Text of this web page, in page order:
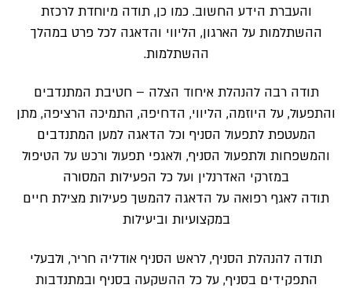
והעברת הידע החשוב. כמו כן, תודה מיוחדת לרכזת
ההשתלמות על הארגון, הליווי והדאגה לכל פרט במהלך
ההשתלמות.
תודה רבה להנהלת איחוד הצלה – חטיבת המתנדבים
והתפעול, על היוזמה, הליווי, הדחיפה, התמיכה הרציפה, מתן
המעטפת לתפעול הסניף וכל הדאגה למען המתנדבים
והמשפחות ולתפעול הסניף, ולאגפי תפעול ורכש על הטיפול
במזרקי האדרנלין ועל כל הפעילות המסורה
תודה לאגף רפואה על הדאגה להמשך פעילות מצילת חיים
במקצועיות וביעילות
תודה להנהלת הסניף, לראש הסניף אודליה חריר, ולבעלי
התפקידים בסניף, על כל ההשקעה בסניף ובמתנדבות